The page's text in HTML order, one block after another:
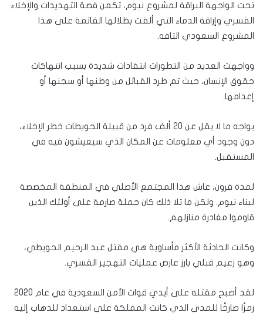
تحت الواجهة البراقة لمشروع نيوم، تكمن قصة التهديدات والإخلاء
القسري وإراقة الدماء التي ألقت بظلالها القاتمة على هذا
المشروع السعودي التافه.
وواجهت العديد من التطورات انتقادات شديدة بسبب انتهاكات
حقوق الإنسان، حيث تم طرد القبائل من وطنها أو سجنها أو
إعدامها.
يواجه ما لا يقل عن 20 ألف فرد من قبيلة الحويطات خطر الإخلاء،
دون وجود أي معلومات عن المكان الذي سيعيشون فيه في
المستقبل.
لمدة قرون، عاش هذا المجتمع الأصلي في المنطقة المخصصة
لبناء نيوم. ولكن ما تلا ذلك كان حملة صارمة على أولئك الذين
قاوموا مغادرة منازلهم.
وكانت الحادثة الأكثر مأساوية هي مقتل عبد الرحيم الحويطي،
وهو زعيم قبلي بارز عارض عمليات التهجير القسري.
لقد أصبح مقتله على أيدي قوات الأمن السعودية في عام 2020
رمزًا صارخًا للمدى الذي كانت المملكة على استعداد للذهاب إليه